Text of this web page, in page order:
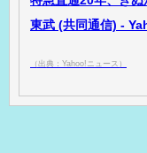
東武 (共同通信) -
（出典：Yahoo!ニュース）